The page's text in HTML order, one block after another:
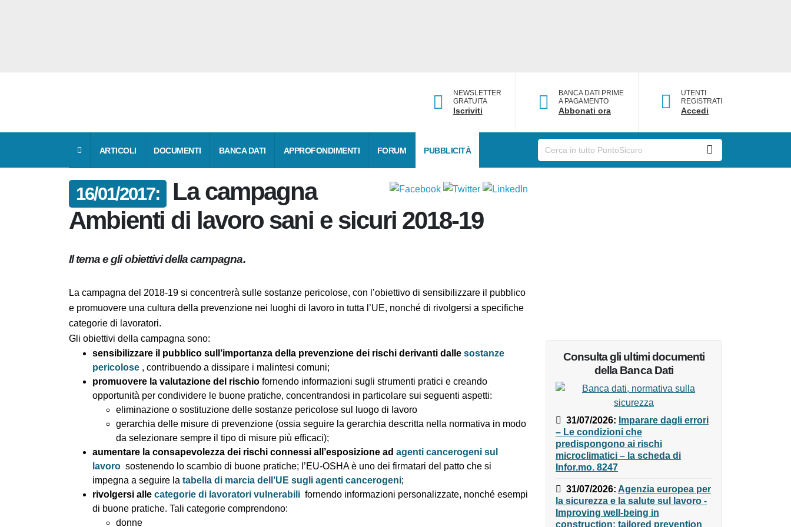
NEWSLETTER
GRATUITA
Iscriviti
BANCA DATI PRIME
A PAGAMENTO
Abbonati ora
UTENTI
REGISTRATI
Accedi
ARTICOLI DOCUMENTI BANCA DATI APPROFONDIMENTI FORUM PUBBLICITÀ
16/01/2017:
La campagna
Ambienti di lavoro sani e sicuri 2018-19
Il tema e gli obiettivi della campagna.
La campagna del 2018-19 si concentrerà sulle sostanze pericolose, con l’obiettivo di sensibilizzare il
pubblico e promuovere una cultura della prevenzione nei luoghi di lavoro in tutta l’UE, nonché di
rivolgersi a specifiche categorie di lavoratori.
Gli obiettivi della campagna sono:
sensibilizzare il pubblico sull’importanza della prevenzione dei rischi derivanti dalle
sostanze pericolose, contribuendo a dissipare i malintesi comuni;
promuovere la valutazione del rischiofornendo informazioni sugli strumenti pratici e creando
opportunità per condividere le buone pratiche, concentrandosi in particolare sui seguenti aspetti:
eliminazione o sostituzione delle sostanze pericolose sul luogo di lavoro
gerarchia delle misure di prevenzione (ossia seguire la gerarchia descritta nella normativa in
modo da selezionare sempre il tipo di misure più efficaci);
aumentare la consapevolezza dei rischi connessi all’esposizione adagenti cancerogeni sul
lavoro sostenendo lo scambio di buone pratiche; l’EU-OSHA è uno dei firmatari del patto che si
impegna a seguire latabella di marcia dell’UE sugli agenti cancerogeni
rivolgersi allecategorie di lavoratori vulnerabilifornendo informazioni personalizzate, nonché
esempi di buone pratiche. Tali categorie comprendono:
Consulta gli ultimi documenti
della Banca Dati
31/07/2026 :Imparare dagli
errori – Le condizioni che
predispongono ai rischi
microclimatici – la scheda di
Infor.mo. 8247
31/07/2026:Agenzia europea
per la sicurezza e la salute sul
lavoro - Improving well-being in